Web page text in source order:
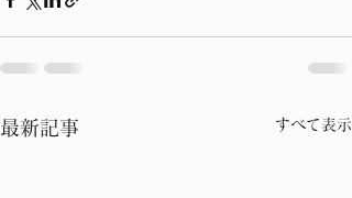
最新記事 すべて表示